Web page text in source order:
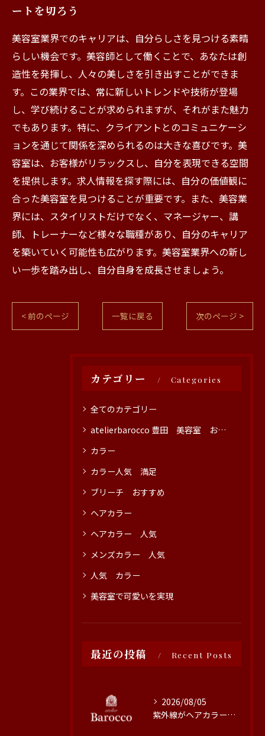
ートを切ろう
美容室業界でのキャリアは、自分らしさを見つける素晴
らしい機会です。美容師として働くことで、あなたは創
造性を発揮し、人々の美しさを引き出すことができま
す。この業界では、常に新しいトレンドや技術が登場
し、学び続けることが求められますが、それがまた魅力
でもあります。特に、クライアントとのコミュニケーシ
ョンを通じて関係を深められるのは大きな喜びです。美
容室は、お客様がリラックスし、自分を表現できる空間
を提供します。求人情報を探す際には、自分の価値観に
合った美容室を見つけることが重要です。また、美容業
界には、スタイリストだけでなく、マネージャー、講
師、トレーナーなど様々な職種があり、自分のキャリア
を築いていく可能性も広がります。美容室業界への新し
い一歩を踏み出し、自分自身を成長させましょう。
< 前のページ 一覧に戻る 次のページ >
カテゴリー Categories
全てのカテゴリー
atelierbarocco 豊田 美容室 おすすめ
カラー
カラー人気 満足
ブリーチ おすすめ
ヘアカラー
ヘアカラー 人気
メンズカラー 人気
人気 カラー
美容室で可愛いを実現
最近の投稿 Recent Posts
2026/08/05
紫外線がヘアカラーに与える影響と対策